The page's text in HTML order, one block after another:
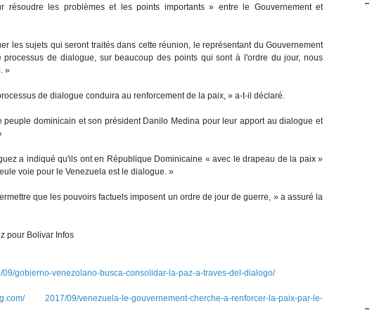
résoudre les problèmes et les points importants » entre le Gouvernement et
les sujets qui seront traités dans cette réunion, le représentant du Gouvernement
de dialogue, sur beaucoup des points qui sont à l'ordre du jour, nous
»
de dialogue conduira au renforcement de la paix, » a-t-il déclaré.
peuple dominicain et son président Danilo Medina pour leur apport au dialogue et
a indiqué qu'ils ont en République Dominicaine « avec le drapeau de la paix »
voie pour le Venezuela est le dialogue. »
que les pouvoirs factuels imposent un ordre de jour de guerre, » a assuré la
pour Bolivar Infos
09/gobierno-venezolano-busca-consolidar-la-paz-a-traves-del-dialogo/
2017/09/venezuela-le-gouvernement-cherche-a-renforcer-la-paix-par-le-